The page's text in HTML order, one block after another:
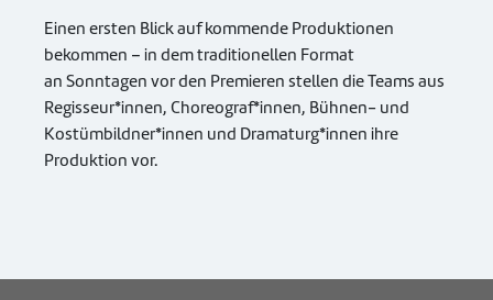
Einen ersten Blick auf kommende Produktionen
bekommen – in dem traditionellen Format
an Sonntagen vor den Premieren stellen die Teams aus
Regisseur*innen, Choreograf*innen, Bühnen- und
Kostümbildner*innen und Dramaturg*innen ihre
Produktion vor.